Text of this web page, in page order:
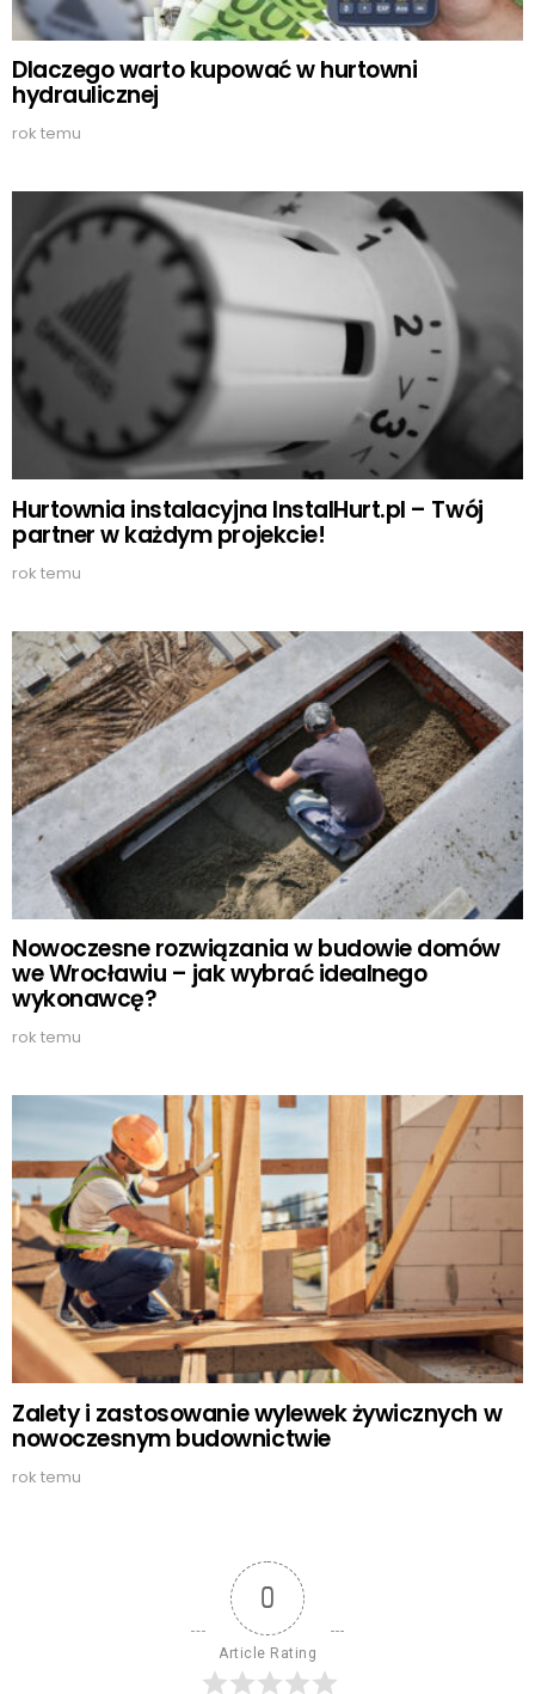
Dlaczego warto kupować w hurtowni
hydraulicznej
rok temu
Hurtownia instalacyjna InstalHurt.pl – Twój
partner w każdym projekcie!
rok temu
Nowoczesne rozwiązania w budowie domów
we Wrocławiu – jak wybrać idealnego
wykonawcę?
rok temu
Zalety i zastosowanie wylewek żywicznych w
nowoczesnym budownictwie
rok temu
0
Article Rating